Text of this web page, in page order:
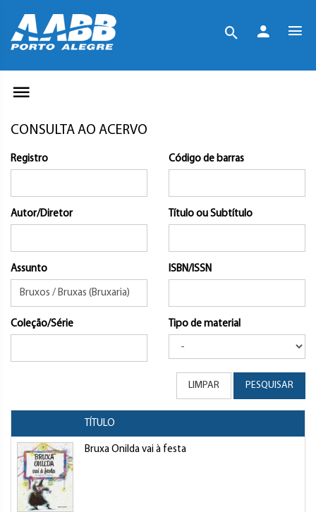
CONSULTA AO ACERVO
Registro Código de barras
Autor/Diretor Título ou Subtítulo
Assunto ISBN/ISSN
Coleção/Série Tipo de material
LIMPAR PESQUISAR
TÍTULO
Bruxa Onilda vai à festa